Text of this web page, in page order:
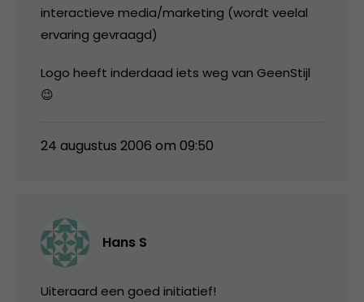
interactieve media/marketing (wordt veelal
ervaring gevraagd)
Logo heeft inderdaad iets weg van GeenStijl
😉
24 augustus 2006 om 09:50
Hans S
Uiteraard een goed initiatief!